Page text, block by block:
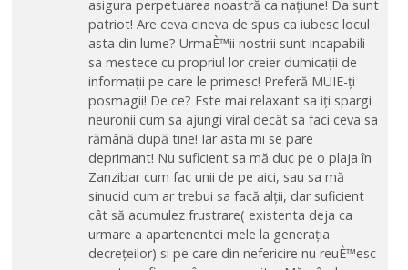
asigura perpetuarea noastră ca națiune! Da sunt
patriot! Are ceva cineva de spus ca iubesc locul
asta din lume? UrmaÈ™ii nostrii sunt incapabili
sa mestece cu propriul lor creier dumicații de
informații pe care le primesc! Preferă MUIE-ți
posmagii! De ce? Este mai relaxant sa iți spargi
neuronii cum sa ajungi viral decât sa faci ceva sa
rămână după tine! Iar asta mi se pare
deprimant! Nu suficient sa mă duc pe o plaja în
Zanzibar cum fac unii de pe aici, sau sa mă
sinucid cum ar trebui sa facă alții, dar suficient
cât să acumulez frustrare( existenta deja ca
urmare a apartenentei mele la generația
decrețeilor) si pe care din nefericire nu reuÈ™esc